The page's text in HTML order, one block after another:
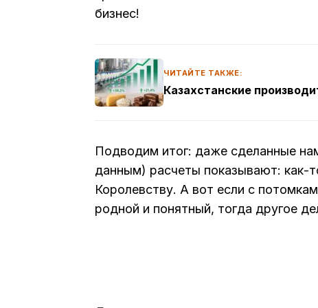
бизнес!
ЧИТАЙТЕ ТАКЖЕ:
Казахстанские
Подводим итог: даже сделанные
данным) расчеты показывают:
Королевству. А вот если с
родной и понятный, тогда другое